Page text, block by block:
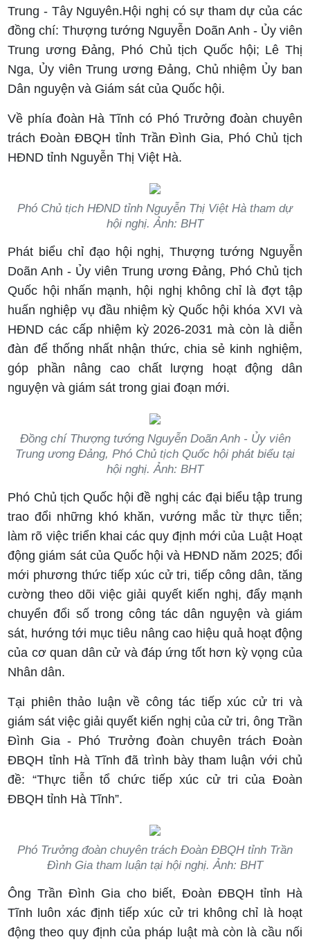
Trung - Tây Nguyên.Hội nghị có sự tham dự của các
đồng chí: Thượng tướng Nguyễn Doãn Anh - Ủy viên
Trung ương Đảng, Phó Chủ tịch Quốc hội; Lê Thị
Nga, Ủy viên Trung ương Đảng, Chủ nhiệm Ủy ban
Dân nguyện và Giám sát của Quốc hội.
Về phía đoàn Hà Tĩnh có Phó Trưởng đoàn chuyên
trách Đoàn ĐBQH tỉnh Trần Đình Gia, Phó Chủ tịch
HĐND tỉnh Nguyễn Thị Việt Hà.
Phó Chủ tịch HĐND tỉnh Nguyễn Thị Việt Hà tham dự
hội nghị. Ảnh: BHT
Phát biểu chỉ đạo hội nghị, Thượng tướng Nguyễn
Doãn Anh - Ủy viên Trung ương Đảng, Phó Chủ tịch
Quốc hội nhấn mạnh, hội nghị không chỉ là đợt tập
huấn nghiệp vụ đầu nhiệm kỳ Quốc hội khóa XVI và
HĐND các cấp nhiệm kỳ 2026-2031 mà còn là diễn
đàn để thống nhất nhận thức, chia sẻ kinh nghiệm,
góp phần nâng cao chất lượng hoạt động dân
nguyện và giám sát trong giai đoạn mới.
Đồng chí Thượng tướng Nguyễn Doãn Anh - Ủy viên
Trung ương Đảng, Phó Chủ tịch Quốc hội phát biểu tại
hội nghị. Ảnh: BHT
Phó Chủ tịch Quốc hội đề nghị các đại biểu tập trung
trao đổi những khó khăn, vướng mắc từ thực tiễn;
làm rõ việc triển khai các quy định mới của Luật Hoạt
động giám sát của Quốc hội và HĐND năm 2025; đổi
mới phương thức tiếp xúc cử tri, tiếp công dân, tăng
cường theo dõi việc giải quyết kiến nghị, đẩy mạnh
chuyển đổi số trong công tác dân nguyện và giám
sát, hướng tới mục tiêu nâng cao hiệu quả hoạt động
của cơ quan dân cử và đáp ứng tốt hơn kỳ vọng của
Nhân dân.
Tại phiên thảo luận về công tác tiếp xúc cử tri và
giám sát việc giải quyết kiến nghị của cử tri, ông Trần
Đình Gia - Phó Trưởng đoàn chuyên trách Đoàn
ĐBQH tỉnh Hà Tĩnh đã trình bày tham luận với chủ
đề: “Thực tiễn tổ chức tiếp xúc cử tri của Đoàn
ĐBQH tỉnh Hà Tĩnh”.
Phó Trưởng đoàn chuyên trách Đoàn ĐBQH tỉnh Trần
Đình Gia tham luận tại hội nghị. Ảnh: BHT
Ông Trần Đình Gia cho biết, Đoàn ĐBQH tỉnh Hà
Tĩnh luôn xác định tiếp xúc cử tri không chỉ là hoạt
động theo quy định của pháp luật mà còn là cầu nối